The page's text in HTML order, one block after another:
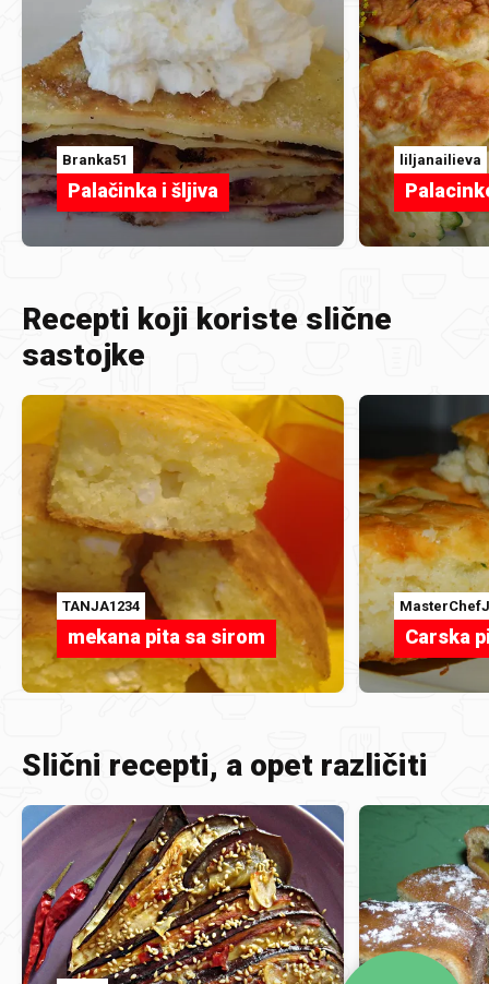
Branka51
Palačinka i šljiva
liljanailieva
Recepti koji koriste slične
sastojke
TANJA1234
mekana pita sa sirom Carska
Slični recepti, a opet različiti